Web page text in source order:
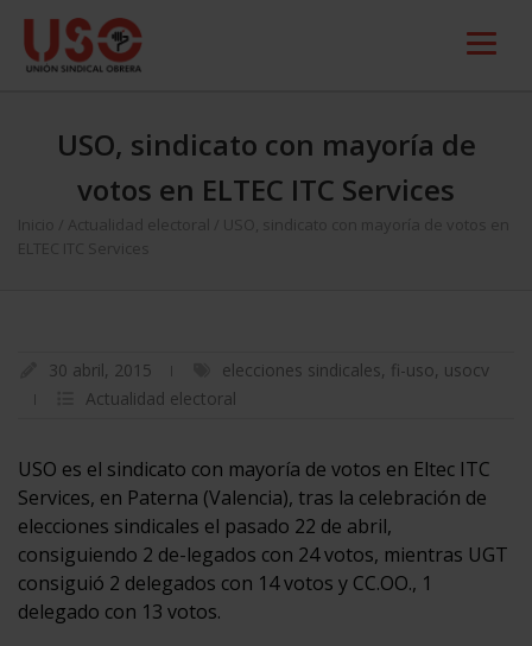
USO, sindicato con mayoría de
votos en ELTEC ITC Services
Inicio Actualidad electoral
USO, sindicato con mayoría de votos en
ELTEC ITC Services
30 abril, 2015 elecciones sindicales, fi-uso, usocv
Actualidad electoral
USO es el sindicato con mayoría de votos en Eltec ITC
Services, en Paterna (Valencia), tras la celebración de
elecciones sindicales el pasado 22 de abril,
consiguiendo 2 de-legados con 24 votos, mientras UGT
consiguió 2 delegados con 14 votos y CC.OO., 1
delegado con 13 votos.